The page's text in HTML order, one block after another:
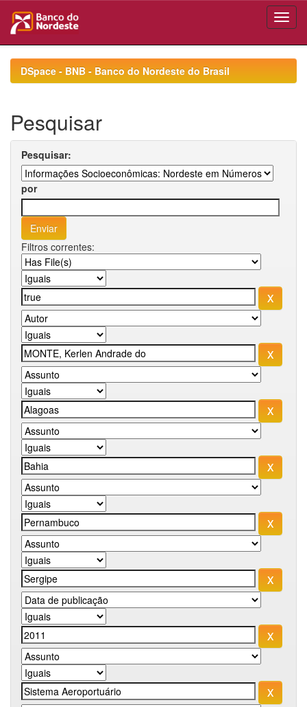
navigationDSpace - BNB - Banco do Nordeste do Brasil
Pesquisar
Pesquisar:
por
Filtros correntes: